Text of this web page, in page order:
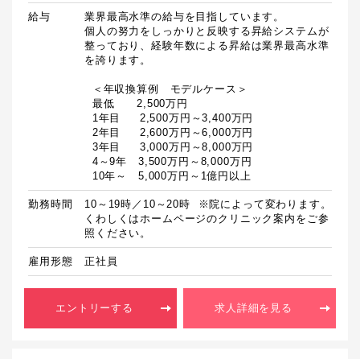
給与
業界最高水準の給与を目指しています。
個人の努力をしっかりと反映する昇給システムが
整っており、経験年数による昇給は業界最高水準
を誇ります。
  10年～　5,000万円～1億円以上
勤務時間
10～19時／10～20時  ※院によって変わります。
くわしくはホームページのクリニック案内をご参
照ください。
雇用形態 正社員
エントリーする 求人詳細を見る